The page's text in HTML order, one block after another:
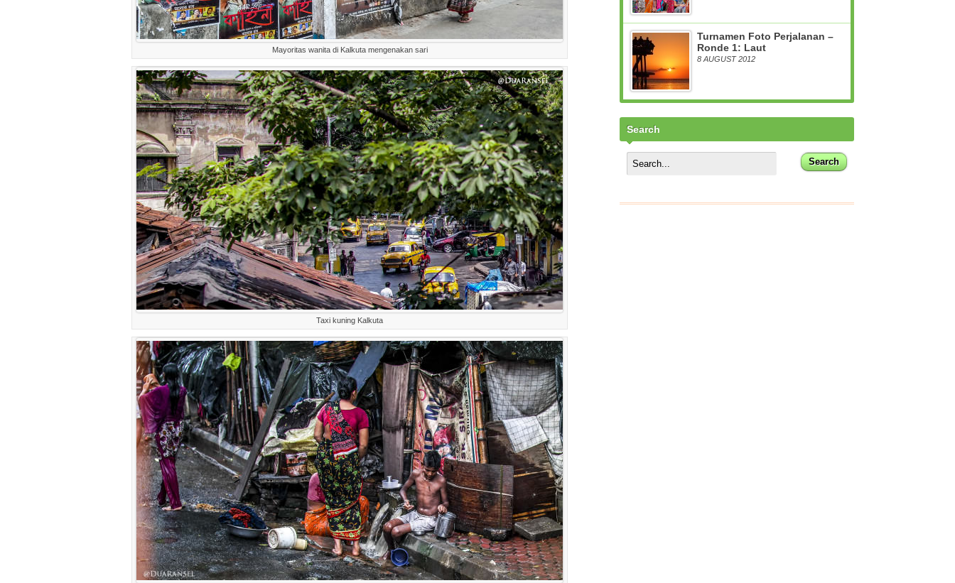
Mayoritas wanita di Kalkuta mengenakan sari
Taxi kuning Kalkuta
Turnamen Foto Perjalanan –
Ronde 1: Laut
8 AUGUST 2012
Search